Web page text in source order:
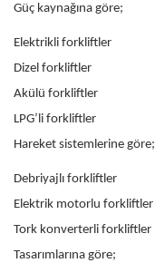
Güç kaynağına göre;
Elektrikli forkliftler
Dizel forkliftler
Akülü forkliftler
LPG’li forkliftler
Hareket sistemlerine göre;
Debriyajlı forkliftler
Elektrik motorlu forkliftler
Tork konverterli forkliftler
Tasarımlarına göre;